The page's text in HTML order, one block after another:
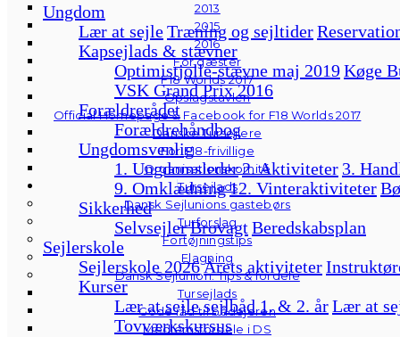
2013
2015
2016
For gæster
F18 Worlds 2017
Opslagstavlen
Official Homepage & Facebook for F18 Worlds 2017
Danske Tursejlere
For F18-frivillige
Organisationskomité
Tursejlads
Dansk Sejlunions gastebørs
Turforslag
Fortøjningstips
Flagning
Dansk Sejlunion: Tips & fordele
Tursejlads
Gode råd til bådejeren
Medlemsfordele i DS
Ungdom
Lær at sejleTræning og sejltider
Kapsejlads & stævner
Optimistjolle-stævne maj 2019Køge
VSK Grand Prix 2016
Forældrerådet
Forældrehåndbog
Ungdomsvenlig
1. Ungdomsleder 2. Aktiviteter 3.
9. Omklædning12. Vinteraktiviteter
Sikkerhed
SelvsejlerBrovagtBeredskabsplan
Sejlerskole
Sejlerskole 2026Årets aktiviteter
Kurser
Lær at sejle sejlbåd 1. & 2. årLær at
Tovværkskursus